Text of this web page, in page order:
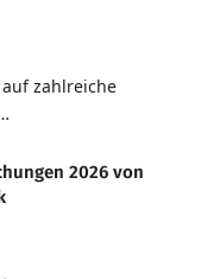
zahlreiche
2026 von